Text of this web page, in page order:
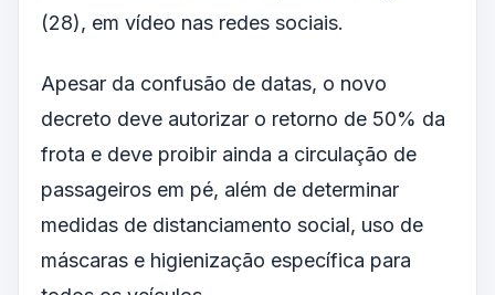
(28), em vídeo nas redes sociais.
Apesar da confusão de datas, o novo
decreto deve autorizar o retorno de 50% da
frota e deve proibir ainda a circulação de
passageiros em pé, além de determinar
medidas de distanciamento social, uso de
máscaras e higienização específica para